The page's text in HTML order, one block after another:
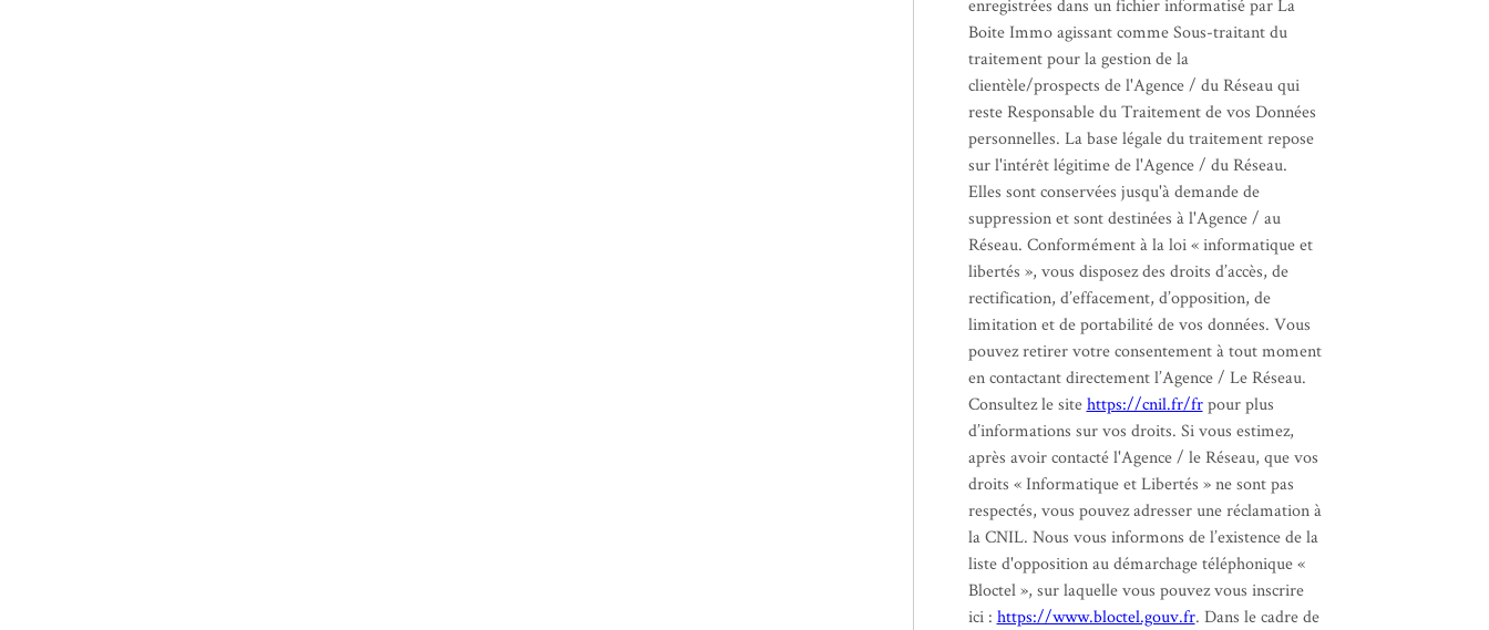
enregistrées dans un fichier informatisé par La
Boite Immo agissant comme Sous-traitant du
traitement pour la gestion de la
clientèle/prospects de l'Agence / du Réseau qui
reste Responsable du Traitement de vos Données
personnelles. La base légale du traitement repose
sur l'intérêt légitime de l'Agence / du Réseau.
Elles sont conservées jusqu'à demande de
suppression et sont destinées à l'Agence / au
Réseau. Conformément à la loi « informatique et
libertés », vous disposez des droits d’accès, de
rectification, d’effacement, d’opposition, de
limitation et de portabilité de vos données. Vous
pouvez retirer votre consentement à tout moment
en contactant directement l’Agence / Le Réseau.
Consultez le sitehttps://cnil.fr/frpour plus
d’informations sur vos droits. Si vous estimez,
après avoir contacté l'Agence / le Réseau, que vos
droits « Informatique et Libertés » ne sont pas
respectés, vous pouvez adresser une réclamation à
la CNIL. Nous vous informons de l’existence de la
liste d'opposition au démarchage téléphonique «
Bloctel », sur laquelle vous pouvez vous inscrire
ici : https://www.bloctel.gouv.fr. Dans le cadre de